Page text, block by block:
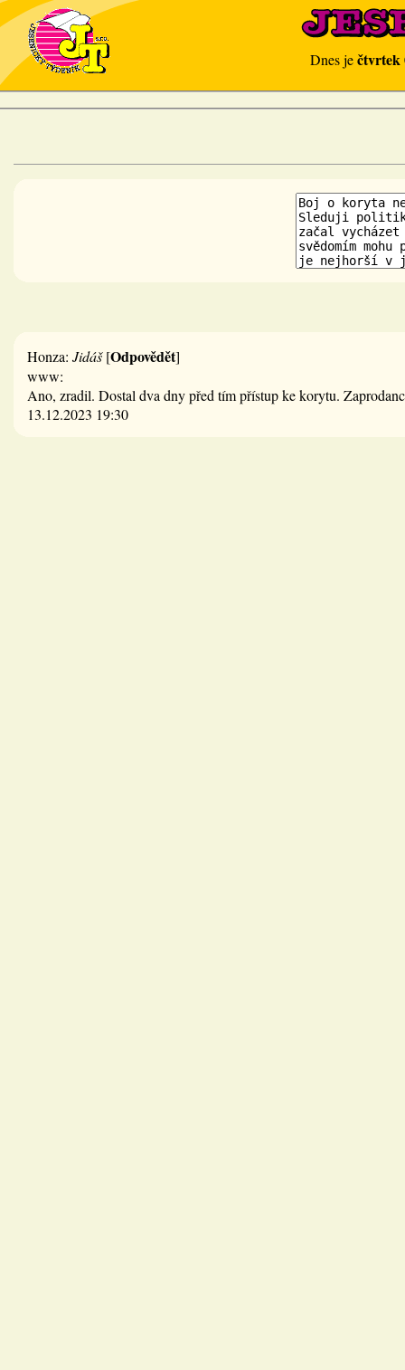
Dnes ječtvrtek
Honza: Jidáš[Odpovědět]
www:
Ano, zradil. Dostal dva dny před tím přístup ke korytu.
13.12.2023 19:30